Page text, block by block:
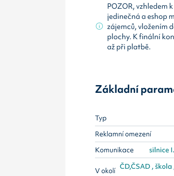
POZOR, vzhledem
jedinečná a eshop
zájemců, vložením
plochy. K finální
až při platbě.
Základní
Typ
Reklamní omezení
Komunikace
silnice
V okolí ČD,ČSAD ,